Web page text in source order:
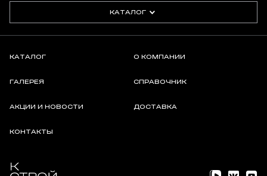
КАТАЛОГ
КАТАЛОГ О КОМПАНИИ
ГАЛЕРЕЯ СПРАВОЧНИК
АКЦИИ И НОВОСТИ ДОСТАВКА
КОНТАКТЫ